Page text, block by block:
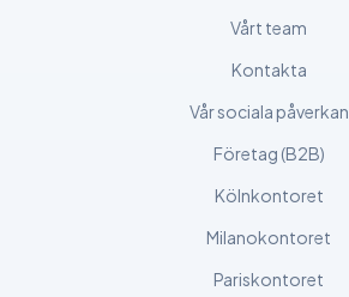
Vårt team
Kontakta
Vår sociala påverkan
Företag (B2B)
Kölnkontoret
Milanokontoret
Pariskontoret
Azərbaycan dili